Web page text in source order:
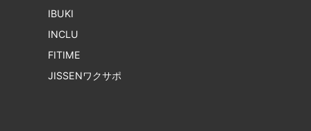
IBUKI
INCLU
FITIME
JISSENワクサポ